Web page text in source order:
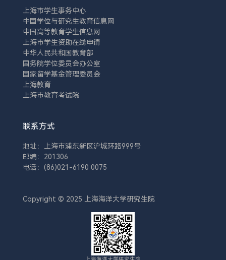
上海市学生事务中心
中国学位与研究生教育信息网
中国高等教育学生信息网
上海市学生资助在线申请
中华人民共和国教育部
国务院学位委员会办公室
国家留学基金管理委员会
上海教育
上海市教育考试院
联系方式
地址：上海市浦东新区沪城环路999号
邮编：201306
电话：(86)021-6190 0075
Copyright © 2025 上海海洋大学研究生院